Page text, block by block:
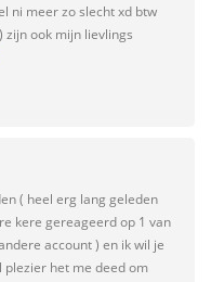
ni meer zo slecht xd btw
zijn ook mijn lievlings
( heel erg lang geleden
kere gereageerd op 1 van
account ) en ik wil je
plezier het me deed om